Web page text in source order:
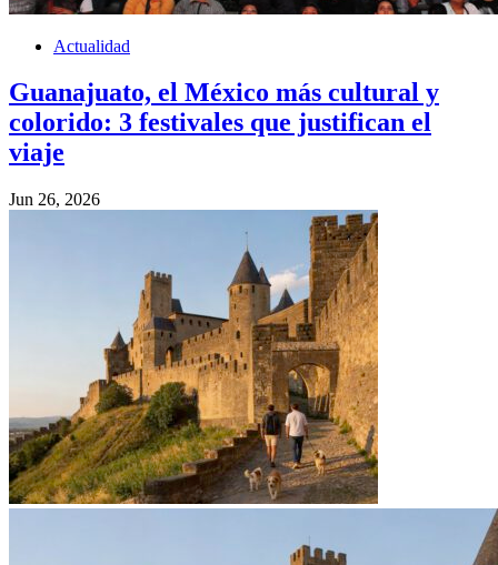
Actualidad
Guanajuato, el México más cultural y
colorido: 3 festivales que justifican el
viaje
Jun 26, 2026